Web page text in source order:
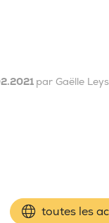
par Gaëlle Leys
toutes les